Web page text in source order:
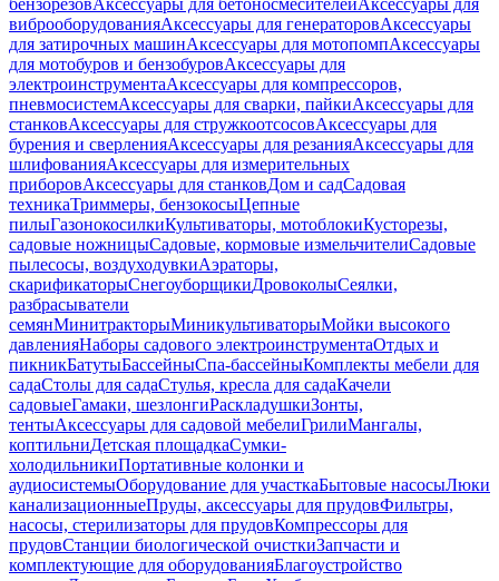
бензорезовАксессуары для бетоносмесителейАксессуары для
виброоборудованияАксессуары для генераторовАксессуары
для затирочных машинАксессуары для мотопомпАксессуары
для мотобуров и бензобуровАксессуары для
электроинструментаАксессуары для компрессоров,
пневмосистемАксессуары для сварки, пайкиАксессуары для
станковАксессуары для стружкоотсосовАксессуары для
бурения и сверленияАксессуары для резанияАксессуары для
шлифованияАксессуары для измерительных
приборовАксессуары для станковДом и садСадовая
техникаТриммеры, бензокосыЦепные
пилыГазонокосилкиКультиваторы, мотоблокиКусторезы,
садовые ножницыСадовые, кормовые измельчителиСадовые
пылесосы, воздуходувкиАэраторы,
скарификаторыСнегоуборщикиДровоколыСеялки,
разбрасыватели
семянМинитракторыМиникультиваторыМойки высокого
давленияНаборы садового электроинструментаОтдых и
пикникБатутыБассейныСпа-бассейныКомплекты мебели для
садаСтолы для садаСтулья, кресла для садаКачели
садовыеГамаки, шезлонгиРаскладушкиЗонты,
тентыАксессуары для садовой мебелиГрилиМангалы,
коптильниДетская площадкаСумки-
холодильникиПортативные колонки и
аудиосистемыОборудование для участкаБытовые насосыЛюки
канализационныеПруды, аксессуары для прудовФильтры,
насосы, стерилизаторы для прудовКомпрессоры для
прудовСтанции биологической очисткиЗапчасти и
комплектующие для оборудованияБлагоустройство